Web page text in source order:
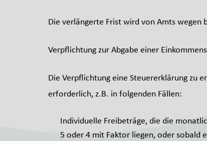
Die verlängerte Frist wird von Amts
Verpflichtung zur Abgabe einer
Die Verpflichtung eine Steuererklärung zu
erforderlich, z.B. in folgenden Fällen:
Individuelle Freibeträge, die die
5 oder 4 mit Faktor liegen, oder sobald